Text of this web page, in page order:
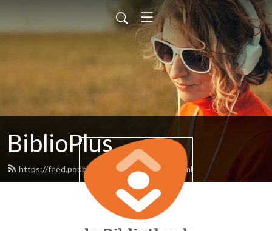
BiblioPlus
https://feed.podbean.com/biblioplus/feed.xml